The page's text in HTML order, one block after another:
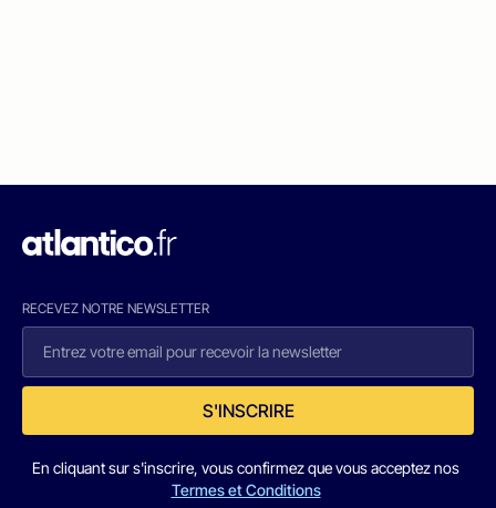
RECEVEZ NOTRE NEWSLETTER
S'INSCRIRE
En cliquant sur s'inscrire, vous confirmez que vous acceptez nos
Termes et Conditions